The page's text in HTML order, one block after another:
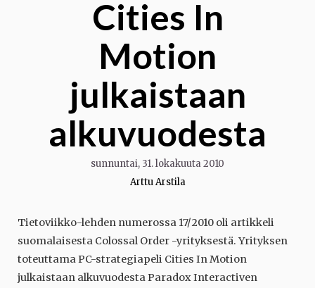
Cities In
Motion
julkaistaan
alkuvuodesta
sunnuntai, 31. lokakuuta 2010
Arttu Arstila
Tietoviikko-lehden numerossa 17/2010 oli artikkeli
suomalaisesta Colossal Order -yrityksestä. Yrityksen
toteuttama PC-strategiapeli Cities In Motion
julkaistaan alkuvuodesta Paradox Interactiven